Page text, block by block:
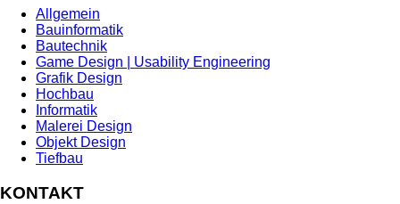
Allgemein
Bauinformatik
Bautechnik
Game Design | Usability Engineering
Grafik Design
Hochbau
Informatik
Malerei Design
Objekt Design
Tiefbau
KONTAKT